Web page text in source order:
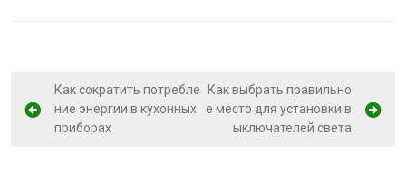
Н
а
Как сократить потребле
ние энергии в кухонных
приборах
Как выбрать правильно
е место для установки в
ыключателей света